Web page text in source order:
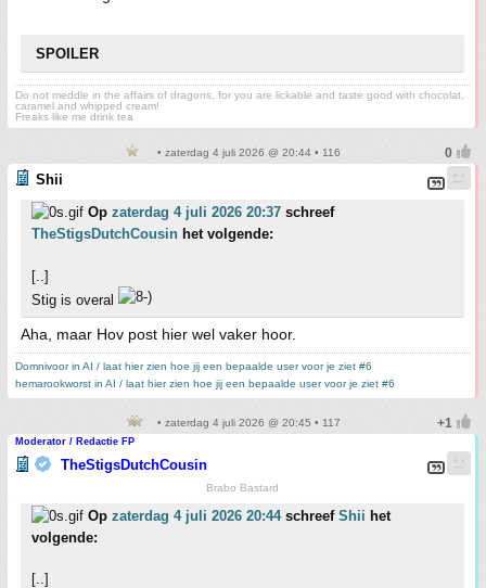
SPOILER
Do not meddle in the affairs of dragons, for you are lickable and taste good with chocolat,
caramel and whipped cream!
Freaks like me drink tea
• zaterdag 4 juli 2026 @ 20:44 • 116
Shii
Op zaterdag 4 juli 2026 20:37 schreef
TheStigsDutchCousin het volgende:
[..]
Stig is overal
Aha, maar Hov post hier wel vaker hoor.
Domnivoor in AI / laat hier zien hoe jij een bepaalde user voor je ziet #6
hemarookworst in AI / laat hier zien hoe jij een bepaalde user voor je ziet #6
• zaterdag 4 juli 2026 @ 20:45 • 117
Moderator / Redactie FP
TheStigsDutchCousin
Brabo Bastard
Op zaterdag 4 juli 2026 20:44schreef Shii het
volgende:
[..]